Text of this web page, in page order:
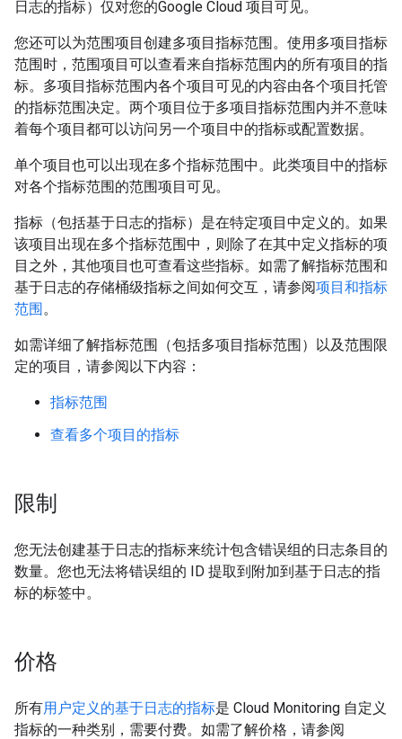
日志的指标）仅对您的Google Cloud 项目可见。
您还可以为范围项目创建多项目指标范围。使用多项目指标
范围时，范围项目可以查看来自指标范围内的所有项目的指
标。多项目指标范围内各个项目可见的内容由各个项目托管
的指标范围决定。两个项目位于多项目指标范围内并不意味
着每个项目都可以访问另一个项目中的指标或配置数据。
单个项目也可以出现在多个指标范围中。此类项目中的指标
对各个指标范围的范围项目可见。
指标（包括基于日志的指标）是在特定项目中定义的。如果
该项目出现在多个指标范围中，则除了在其中定义指标的项
目之外，其他项目也可查看这些指标。如需了解指标范围和
基于日志的存储桶级指标之间如何交互，请参阅项目和指标
范围。
如需详细了解指标范围（包括多项目指标范围）以及范围限
定的项目，请参阅以下内容：
指标范围
查看多个项目的指标
限制
您无法创建基于日志的指标来统计包含错误组的日志条目的
数量。您也无法将错误组的 ID 提取到附加到基于日志的指
标的标签中。
价格
所有用户定义的基于日志的指标是 Cloud Monitoring 自定义
指标的一种类别，需要付费。如需了解价格，请参阅